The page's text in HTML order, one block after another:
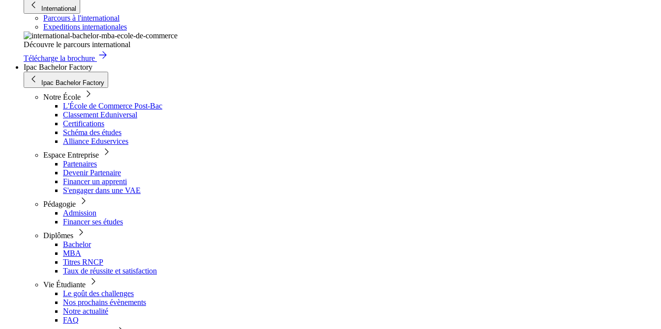
International
Parcours à l'international
Expeditions internationales
Découvre le parcours international
Télécharge la brochure
Ipac Bachelor Factory
Ipac Bachelor Factory
Notre École
L'École de Commerce Post-Bac
Classement Eduniversal
Certifications
Schéma des études
Alliance Eduservices
Espace Entreprise
Partenaires
Devenir Partenaire
Financer un apprenti
S'engager dans une VAE
Pédagogie
Admission
Financer ses études
Diplômes
Bachelor
MBA
Titres RNCP
Taux de réussite et satisfaction
Vie Étudiante
Le goût des challenges
Nos prochains évènements
Notre actualité
FAQ